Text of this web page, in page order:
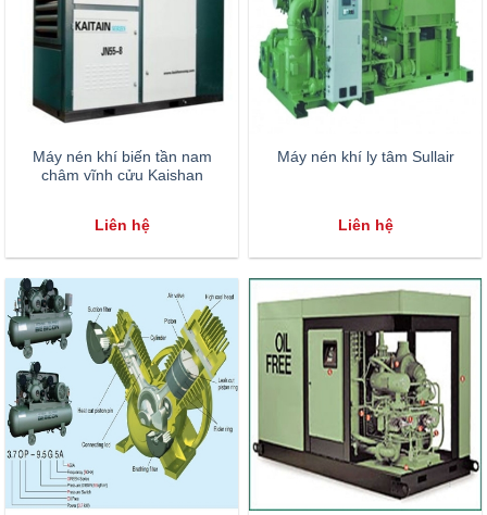
Máy nén khí biến tần nam
châm vĩnh cửu Kaishan
Liên hệ
Máy nén khí ly tâm Sullair
Liên hệ